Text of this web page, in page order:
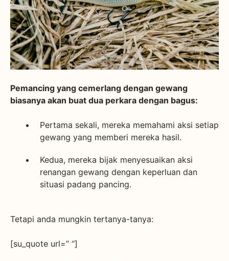
Pemancing yang cemerlang dengan gewang
biasanya akan buat dua perkara dengan bagus:
Pertama sekali, mereka memahami aksi setiap
gewang yang memberi mereka hasil.
Kedua, mereka bijak menyesuaikan aksi
renangan gewang dengan keperluan dan
situasi padang pancing.
Tetapi anda mungkin tertanya-tanya:
[su_quote url=” “]